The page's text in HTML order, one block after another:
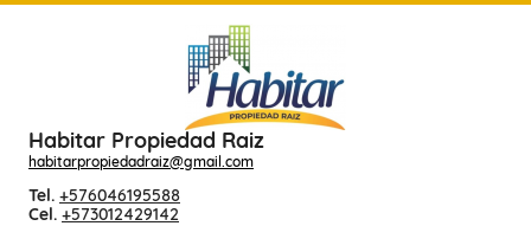
Habitar Propiedad Raiz
habitarpropiedadraiz@gmail.com
Tel. +576046195588
Cel. +573012429142